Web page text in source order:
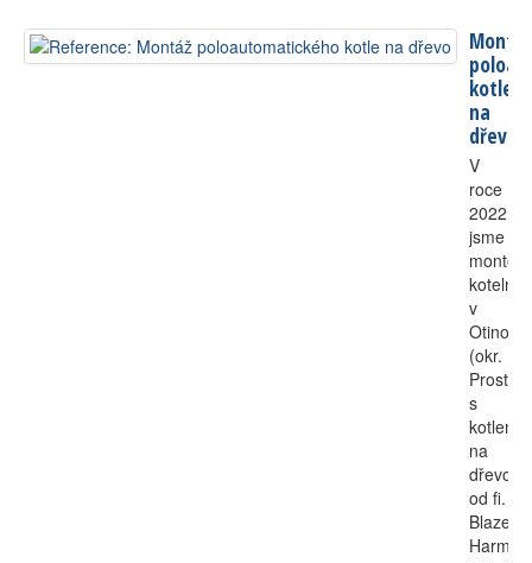
Montáž
kotle
na
dřevo
V
roce
2022
jsme
kotelnu
v
Otinovsi
(okr.
s
kotlem
na
dřevo
od fi.
Blaze